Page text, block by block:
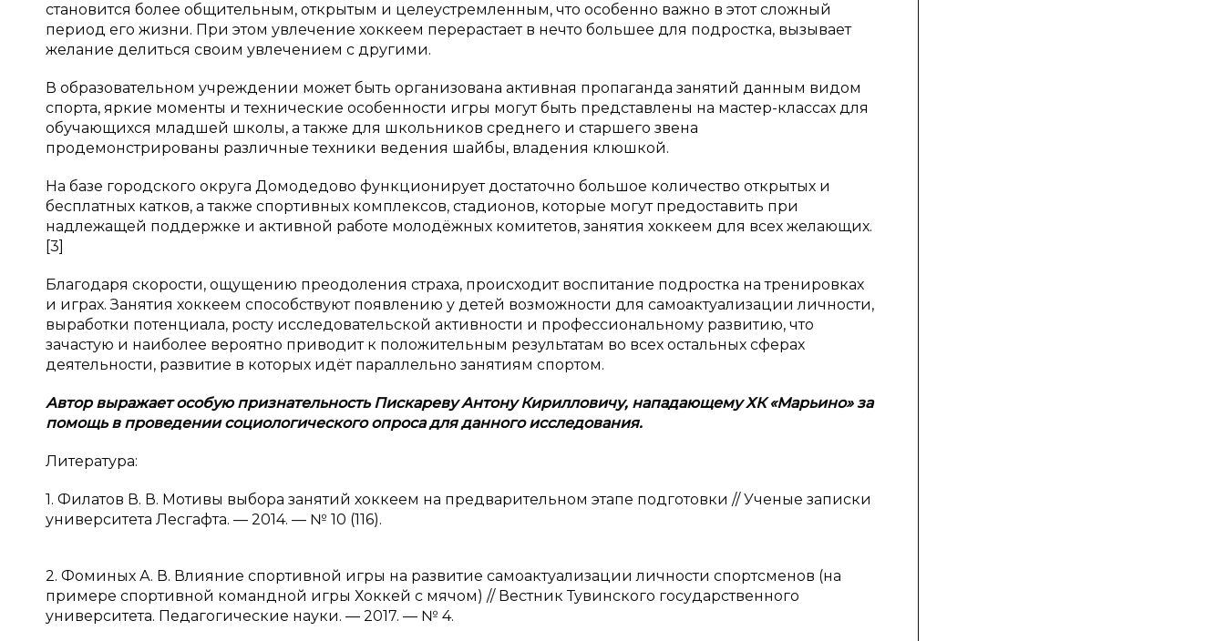
становится более общительным, открытым и целеустремленным, что особенно важно в этот сложный
период его жизни. При этом увлечение хоккеем перерастает в нечто большее для подростка, вызывает
желание делиться своим увлечением с другими.
В образовательном учреждении может быть организована активная пропаганда занятий данным видом
спорта, яркие моменты и технические особенности игры могут быть представлены на мастер-классах для
обучающихся младшей школы, а также для школьников среднего и старшего звена
продемонстрированы различные техники ведения шайбы, владения клюшкой.
На базе городского округа Домодедово функционирует достаточно большое количество открытых и
бесплатных катков, а также спортивных комплексов, стадионов, которые могут предоставить при
надлежащей поддержке и активной работе молодёжных комитетов, занятия хоккеем для всех желающих.
[3]
Благодаря скорости, ощущению преодоления страха, происходит воспитание подростка на тренировках
и играх. Занятия хоккеем способствуют появлению у детей возможности для самоактуализации личности,
выработки потенциала, росту исследовательской активности и профессиональному развитию, что
зачастую и наиболее вероятно приводит к положительным результатам во всех остальных сферах
деятельности, развитие в которых идёт параллельно занятиям спортом.
Автор выражает особую признательность Пискареву Антону Кирилловичу, нападающему ХК «Марьино» за
помощь в проведении социологического опроса для данного исследования.
Литература:
1. Филатов В. В. Мотивы выбора занятий хоккеем на предварительном этапе подготовки // Ученые записки
университета Лесгафта. — 2014. — № 10 (116).
2. Фоминых А. В. Влияние спортивной игры на развитие самоактуализации личности спортсменов (на
примере спортивной командной игры Хоккей с мячом) // Вестник Тувинского государственного
университета. Педагогические науки. — 2017. — № 4.